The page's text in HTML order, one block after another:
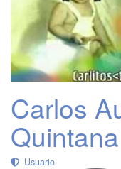
Carlos
Quintana
Usuario